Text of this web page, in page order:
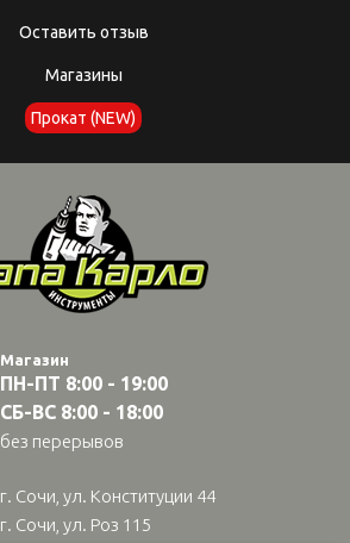
Оставить отзыв
Магазины
Прокат (NEW)
Магазин
ПН-ПТ 8:00 - 19:00
СБ-ВС 8:00 - 18:00
без перерывов
г. Сочи, ул. Конституции 44
г. Сочи, ул. Роз 115